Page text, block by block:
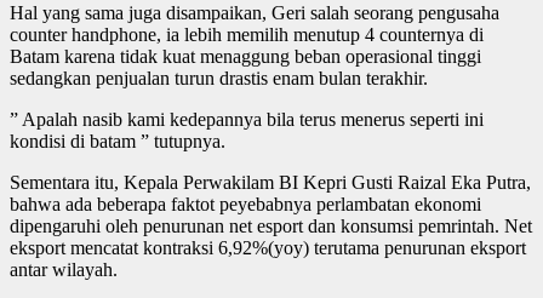
Hal yang sama juga disampaikan, Geri salah seorang pengusaha
counter handphone, ia lebih memilih menutup 4 counternya di
Batam karena tidak kuat menaggung beban operasional tinggi
sedangkan penjualan turun drastis enam bulan terakhir.
” Apalah nasib kami kedepannya bila terus menerus seperti ini
kondisi di batam ” tutupnya.
Sementara itu, Kepala Perwakilam BI Kepri Gusti Raizal Eka Putra,
bahwa ada beberapa faktot peyebabnya perlambatan ekonomi
dipengaruhi oleh penurunan net esport dan konsumsi pemrintah. Net
eksport mencatat kontraksi 6,92%(yoy) terutama penurunan eksport
antar wilayah.